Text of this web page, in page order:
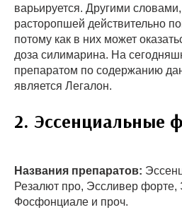
варьируется. Другими
расторопшей действительно
потому как в них может
доза силимарина. На
препаратом по содержанию
является Легалон.
2. Эссенциальные
Названия препаратов:
Резалют про, Эссливер форте,
Фосфонциале и проч.